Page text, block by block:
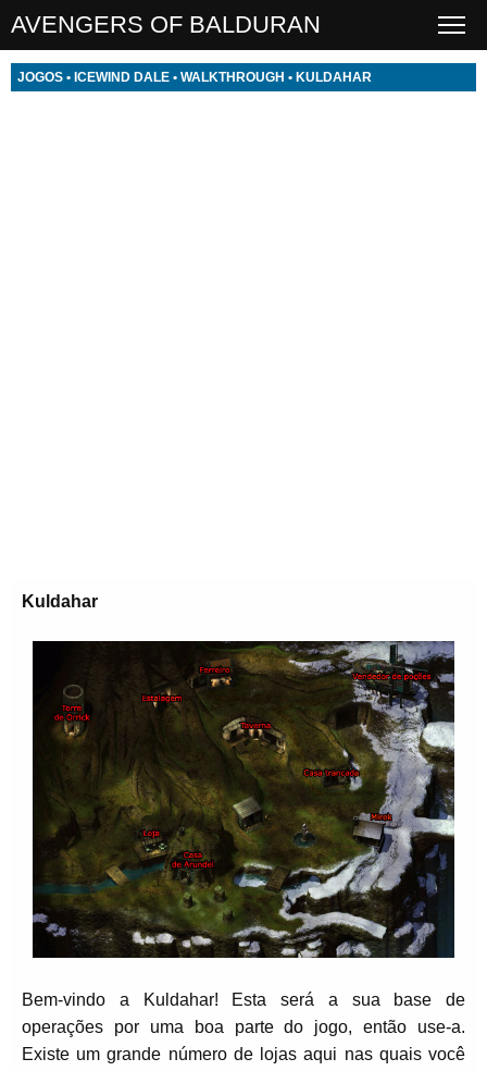
AVENGERS OF BALDURAN
JOGOS • ICEWIND DALE • WALKTHROUGH • KULDAHAR
Kuldahar
Bem-vindo a Kuldahar! Esta será a sua base de
operações por uma boa parte do jogo, então use-a.
Existe um grande número de lojas aqui nas quais você